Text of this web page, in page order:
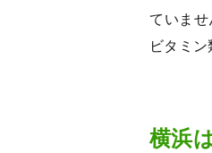
ていま
ビタミ
横浜